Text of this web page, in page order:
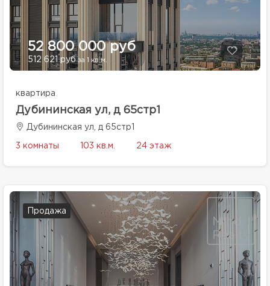
52 800 000 руб
512 621 рубза 1 кв.м.
квартира
Дубининская ул, д 65стр1
Дубининская ул, д 65стр1
3 комнаты 103 кв.м. 24 этаж
Продажа